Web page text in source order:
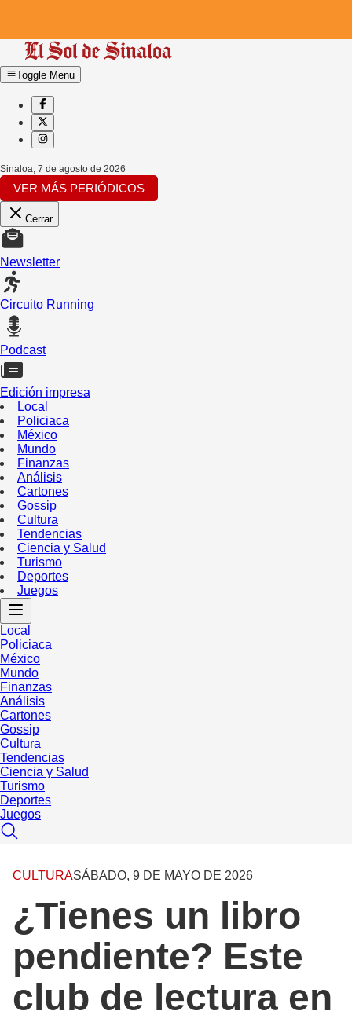
Toggle Menu
Sinaloa, 7 de agosto de 2026
VER MÁS PERIÓDICOS
Cerrar
Newsletter
Circuito Running
Podcast
Edición impresa
Local
Policiaca
México
Mundo
Finanzas
Análisis
Cartones
Gossip
Cultura
Tendencias
Ciencia y Salud
Turismo
Deportes
Juegos
Local
Policiaca
México
Mundo
Finanzas
Análisis
Cartones
Gossip
Cultura
Tendencias
Ciencia y Salud
Turismo
Deportes
Juegos
CULTURASÁBADO, 9 DE MAYO DE 2026
¿Tienes un libro
pendiente? Este
club de lectura en